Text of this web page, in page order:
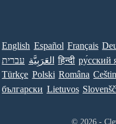
English Español Français
עברית العَرَبِيَّة हिन्दी ру́сский
Türkçe Polski Româna
български Lietuvos
© 2026 -